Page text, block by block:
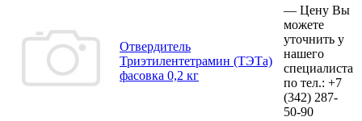
Отвердитель
Триэтилентетрамин (ТЭТа)
фасовка 0,2 кг
— Цену Вы
можете
уточнить у
нашего
специалиста
по тел.: +7
(342) 287-
50-90